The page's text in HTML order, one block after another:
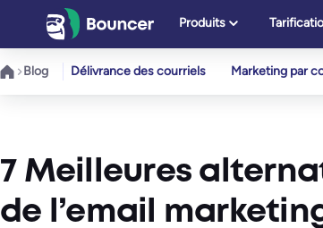
contenu
Produits
Blog Délivrance des courriels Marketing par
7 Meilleures
de l’email